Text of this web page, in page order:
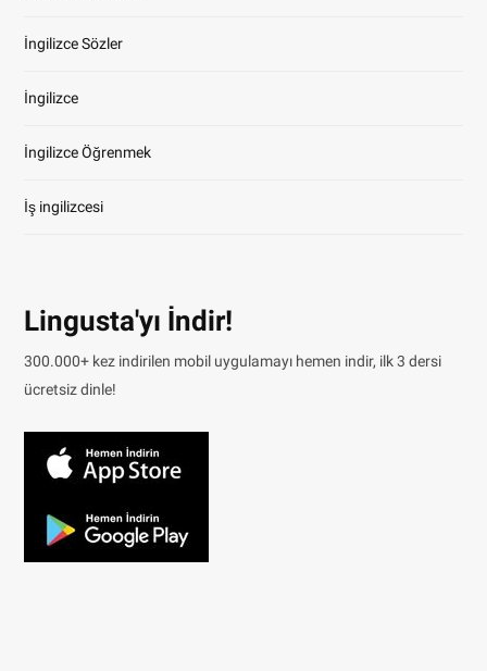
İngilizce Sözler
İngilizce
İngilizce Öğrenmek
İş ingilizcesi
Lingusta'yı İndir!
300.000+ kez indirilen mobil uygulamayı hemen indir, ilk 3 dersi
ücretsiz dinle!